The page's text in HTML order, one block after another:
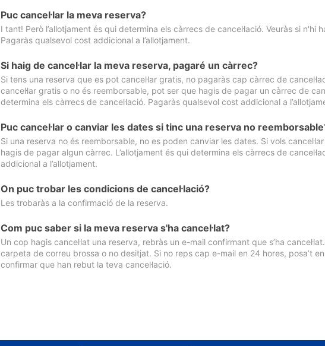
Puc cancel·lar la meva reserva?
I tant! Però l’allotjament és qui determina els càrrecs de cancel·lació. Veuràs si n'hi
Pagaràs qualsevol cost addicional a l’allotjament.
Si haig de cancel·lar la meva reserva, pagaré un càrrec?
Si tens una reserva que es pot cancel·lar gratis, no pagaràs cap càrrec de
cancel·lar gratis o no és reemborsable, pot ser que hagis de pagar un càrrec de
determina els càrrecs de cancel·lació. Pagaràs qualsevol cost addicional a
Puc cancel·lar o canviar les dates si tinc una reserva no
Si una reserva no és reemborsable, no es poden canviar les dates. Si vols
hagis de pagar algun càrrec. L’allotjament és qui determina els càrrecs de
addicional a l’allotjament.
On puc trobar les condicions de cancel·lació?
Les trobaràs a la confirmació de la reserva.
Com puc saber si la meva reserva s'ha cancel·lat?
Un cop hagis cancel·lat una reserva, rebràs un e-mail confirmant que s’ha
carpeta de correu brossa o no desitjat. Si no reps cap e-mail en 24 hores, posa’t
confirmar que han rebut la teva cancel·lació.